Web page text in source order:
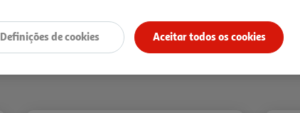
Vamos tentar de novo?
Aceitar todos os cookies
Definições de cookies